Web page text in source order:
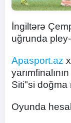
İngiltərə
uğrunda
Apasport.az
Siti"si doğma
Oyunda